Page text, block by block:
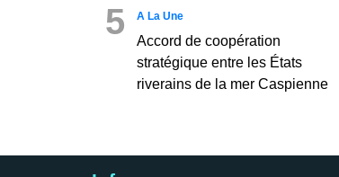
5 A La Une
Accord de coopération
stratégique entre les États
riverains de la mer Caspienne